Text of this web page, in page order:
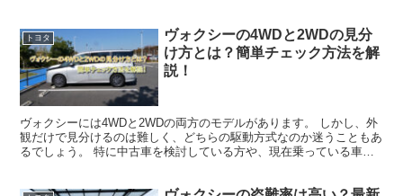
トヨタ
ヴォクシーの4WDと2WDの見分
け方とは？簡単チェック方法を解
説！
ヴォクシーには4WDと2WDの両方のモデルがあります。 しかし、外
観だけで見分けるのは難しく、どちらの駆動方式なのか迷うこともあ
るでしょう。 特に中古車を検討している方や、現在乗っている車の